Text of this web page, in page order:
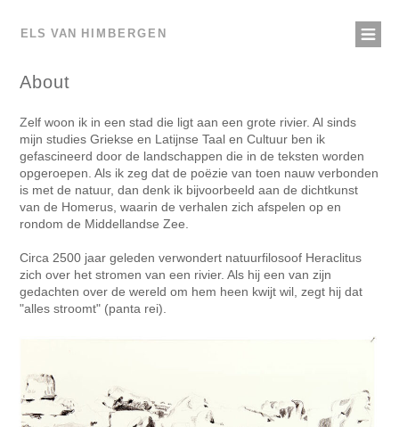
ELS VAN HIMBERGEN
About
Zelf woon ik in een stad die ligt aan een grote rivier. Al sinds
mijn studies Griekse en Latijnse Taal en Cultuur ben ik
gefascineerd door de landschappen die in de teksten worden
opgeroepen. Als ik zeg dat de poëzie van toen nauw verbonden
is met de natuur, dan denk ik bijvoorbeeld aan de dichtkunst
van de Homerus, waarin de verhalen zich afspelen op en
rondom de Middellandse Zee.
Circa 2500 jaar geleden verwondert natuurfilosoof Heraclitus
zich over het stromen van een rivier. Als hij een van zijn
gedachten over de wereld om hem heen kwijt wil, zegt hij dat
"alles stroomt" (panta rei).